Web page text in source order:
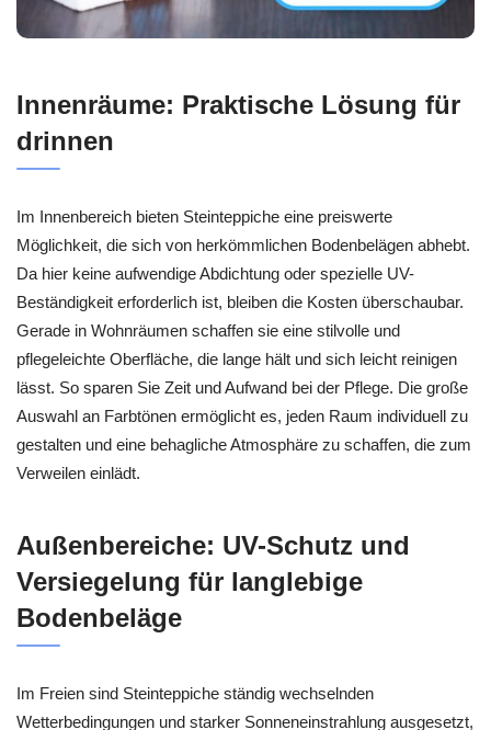
Innenräume: Praktische Lösung für
drinnen
Im Innenbereich bieten Steinteppiche eine preiswerte
Möglichkeit, die sich von herkömmlichen Bodenbelägen abhebt.
Da hier keine aufwendige Abdichtung oder spezielle UV-
Beständigkeit erforderlich ist, bleiben die Kosten überschaubar.
Gerade in Wohnräumen schaffen sie eine stilvolle und
pflegeleichte Oberfläche, die lange hält und sich leicht reinigen
lässt. So sparen Sie Zeit und Aufwand bei der Pflege. Die große
Auswahl an Farbtönen ermöglicht es, jeden Raum individuell zu
gestalten und eine behagliche Atmosphäre zu schaffen, die zum
Verweilen einlädt.
Außenbereiche: UV-Schutz und
Versiegelung für langlebige
Bodenbeläge
Im Freien sind Steinteppiche ständig wechselnden
Wetterbedingungen und starker Sonneneinstrahlung ausgesetzt,